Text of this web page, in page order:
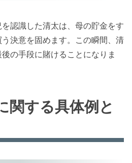
認識した清太は、母の貯金をす
決意を固めます。この瞬間、清
の手段に賭けることになりま
関する具体例と